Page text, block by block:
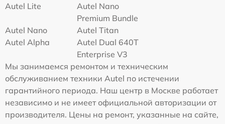
Autel Lite
Autel Nano
Premium Bundle
Autel Nano
Autel Titan
Autel Alpha
Autel Dual 640T
Enterprise V3
Мы занимаемся ремонтом и техническим
обслуживанием техники Autel по истечении
гарантийного периода. Наш центр в Москве работает
независимо и не имеет официальной авторизации от
производителя. Цены на ремонт, указанные на сайте,